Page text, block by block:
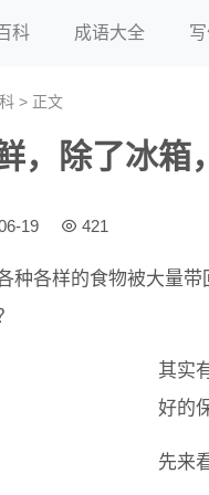
科 成语大全
> 正文
，除了冰箱
19 421
种各样的食物被大量
其实
好的
先来